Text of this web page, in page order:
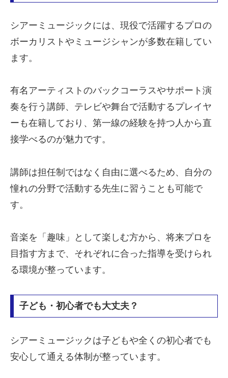
シアーミュージックには、現役で活躍するプロの
ボーカリストやミュージシャンが多数在籍してい
ます。
有名アーティストのバックコーラスやサポート演
奏を行う講師、テレビや舞台で活動するプレイヤ
ーも在籍しており、第一線の経験を持つ人から直
接学べるのが魅力です。
講師は担任制ではなく自由に選べるため、自分の
憧れの分野で活動する先生に習うことも可能で
す。
音楽を「趣味」として楽しむ方から、将来プロを
目指す方まで、それぞれに合った指導を受けられ
る環境が整っています。
子ども・初心者でも大丈夫？
シアーミュージックは子どもや全くの初心者でも
安心して通える体制が整っています。